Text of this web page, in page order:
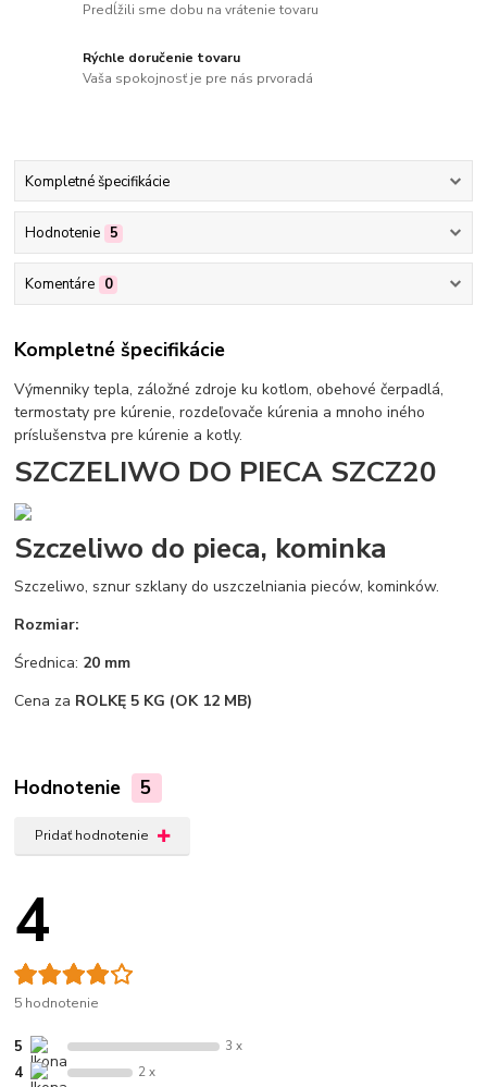
Predĺžili sme dobu na vrátenie tovaru
Rýchle doručenie tovaru
Vaša spokojnosť je pre nás prvoradá
Kompletné špecifikácie
Hodnotenie 5
Komentáre 0
Kompletné špecifikácie
Výmenniky tepla, záložné zdroje ku kotlom, obehové čerpadlá,
termostaty pre kúrenie, rozdeľovače kúrenia a mnoho iného
príslušenstva pre kúrenie a kotly.
SZCZELIWO DO PIECA SZCZ20
Szczeliwo do pieca, kominka
Szczeliwo, sznur szklany do uszczelniania pieców, kominków.
Rozmiar:
Średnica: 20 mm
Cena za ROLKĘ 5 KG (OK 12 MB)
Hodnotenie 5
Pridať hodnotenie
4
5 hodnotenie
5 3 x
4 2 x